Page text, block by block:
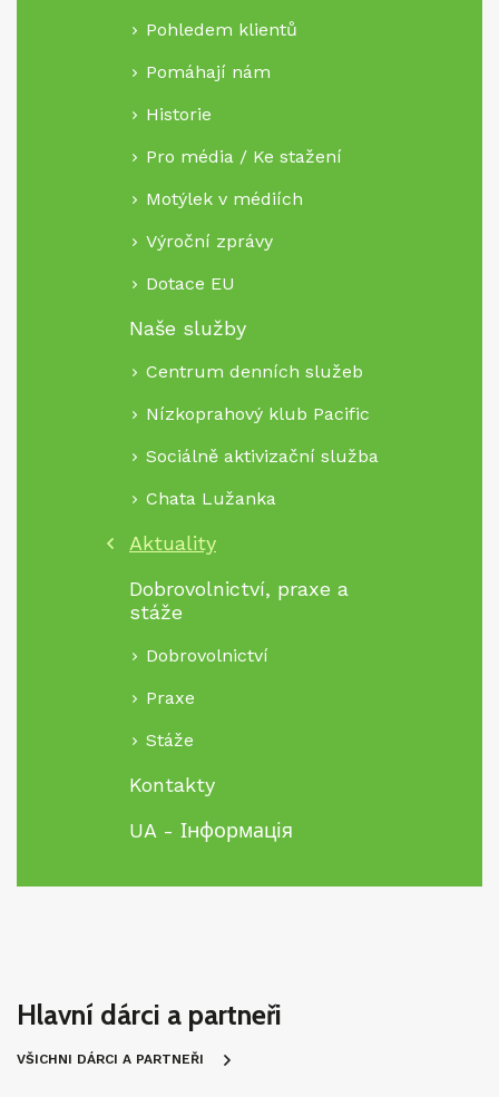
Pohledem klientů
Pomáhají nám
Historie
Pro média / Ke stažení
Motýlek v médiích
Výroční zprávy
Dotace EU
Naše služby
Centrum denních služeb
Nízkoprahový klub Pacific
Sociálně aktivizační služba
Chata Lužanka
Aktuality
Dobrovolnictví, praxe a
stáže
Dobrovolnictví
Praxe
Stáže
Kontakty
UA - Інформація
Hlavní dárci a partneři
VŠICHNI DÁRCI A PARTNEŘI